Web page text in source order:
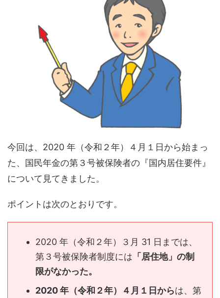
今回は、2020 年（令和２年）４月１日から始まっ
た、国民年金の第３号被保険者の『国内居住要件』
について見てきました。
ポイントは次のとおりです。
2020 年（令和２年）３月 31 日までは、
第３号被保険者制度には 「居住地」の制
限がなかった。
2020 年（令和２年）４月１日からは、第